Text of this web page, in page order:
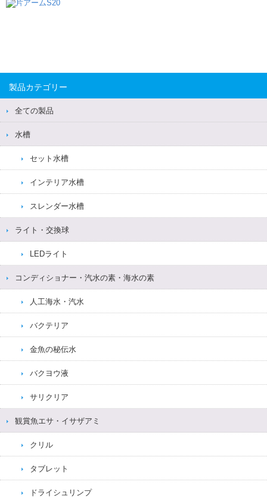
製品カテゴリー
全ての製品
水槽
セット水槽
インテリア水槽
スレンダー水槽
ライト・交換球
LEDライト
コンディショナー・汽水の素・海水の素
人工海水・汽水
バクテリア
金魚の秘伝水
バクヨウ液
サリクリア
観賞魚エサ・イサザアミ
クリル
タブレット
ドライシュリンプ